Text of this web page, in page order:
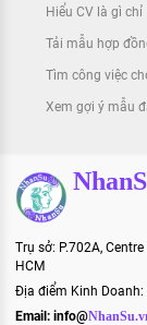
Hiểu CV là gì chỉ
Tải mẫu hợp
Tìm công việc
Xem gợi ý mẫu
Trụ sở: P.702A,
HCM
Địa điểm Kinh Doanh:
Email: info@